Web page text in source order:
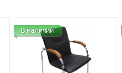
В наличии